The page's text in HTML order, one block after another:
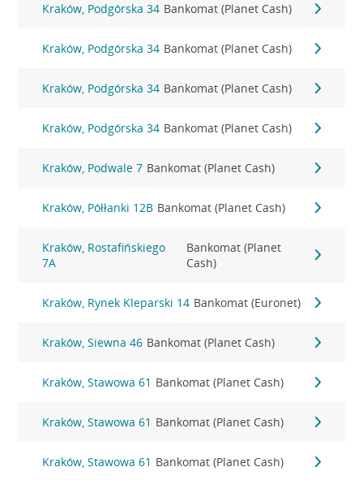
Kraków, Podgórska 34 Bankomat (Planet Cash)
Kraków, Podgórska 34 Bankomat (Planet Cash)
Kraków, Podgórska 34 Bankomat (Planet Cash)
Kraków, Podgórska 34 Bankomat (Planet Cash)
Kraków, Podwale 7 Bankomat (Planet Cash)
Kraków, Półłanki 12B Bankomat (Planet Cash)
Kraków, Rostafińskiego
7A
Bankomat (Planet
Cash)
Kraków, Rynek Kleparski 14 Bankomat (Euronet)
Kraków, Siewna 46 Bankomat (Planet Cash)
Kraków, Stawowa 61 Bankomat (Planet Cash)
Kraków, Stawowa 61 Bankomat (Planet Cash)
Kraków, Stawowa 61 Bankomat (Planet Cash)